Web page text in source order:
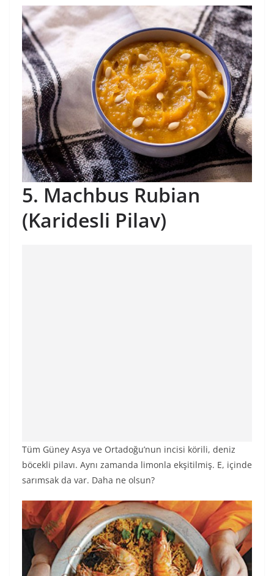
5. Machbus Rubian
(Karidesli Pilav)
Tüm Güney Asya ve Ortadoğu’nun incisi körili, deniz
böcekli pilavı. Aynı zamanda limonla ekşitilmiş. E, içinde
sarımsak da var. Daha ne olsun?